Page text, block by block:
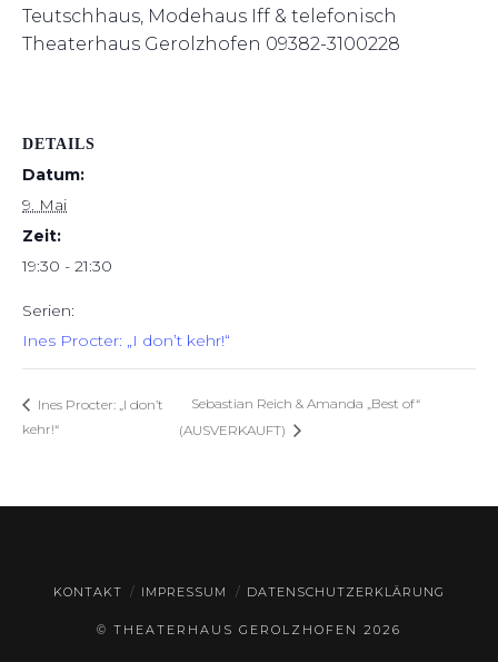
Teutschhaus, Modehaus Iff & telefonisch
Theaterhaus Gerolzhofen 09382-3100228
DETAILS
Datum:
9. Mai
Zeit:
19:30 - 21:30
Serien:
Ines Procter: „I don’t kehr!“
Ines Procter: „I don’t
kehr!“
Sebastian Reich & Amanda „Best of“
(AUSVERKAUFT)
KONTAKT IMPRESSUM DATENSCHUTZERKLÄRUNG
© THEATERHAUS GEROLZHOFEN 2026